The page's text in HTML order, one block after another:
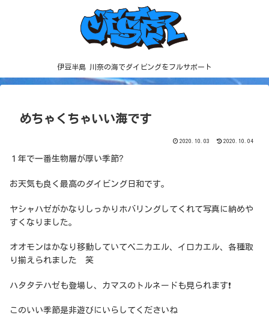
伊豆半島 川奈の海でダイビングをフルサポート
めちゃくちゃいい海です
2020.10.03 2020.10.04
１年で一番生物層が厚い季節?
お天気も良く最高のダイビング日和です。
ヤシャハゼがかなりしっかりホバリングしてくれて写真に納めや
すくなりました。
オオモンはかなり移動していてベニカエル、イロカエル、各種取
り揃えられました 笑
ハタタテハゼも登場し、カマスのトルネードも見られます❗
このいい季節是非遊びにいらしてくださいね